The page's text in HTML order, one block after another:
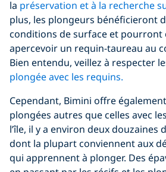
la préservation et à la recherche
plus, les plongeurs bénéficieront
conditions de surface et pourront
apercevoir un requin-taureau au
Bien entendu, veillez à respecter
plongée avec les requins.
Cependant, Bimini offre
plongées autres que celles avec
l’île, il y a environ deux douzaines
dont la plupart conviennent aux
qui apprennent à plonger. Des